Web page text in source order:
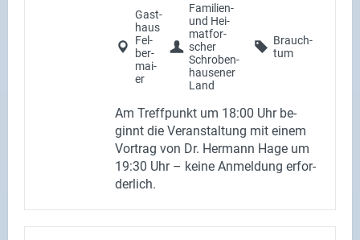
Gast­
haus
Fel­
ber­
mai­
er
Familien-​
und Hei­
mat­for­
scher
Schro­ben­
hau­se­ner
Land
Brauch­
tum
Am Treff­punkt um 18:00 Uhr be­
ginnt die Ver­an­stal­tung mit einem
Vor­trag von Dr. Her­mann Hage um
19:30 Uhr – keine An­mel­dung er­for­
der­lich.